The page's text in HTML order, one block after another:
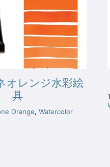
オレンジ水彩絵
具
Orange,Watercolor